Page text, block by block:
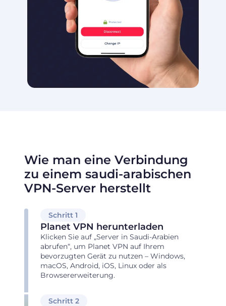
Wie man eine Verbindung
zu einem saudi-arabischen
VPN-Server herstellt
Schritt 1
Planet VPN herunterladen
Klicken Sie auf „Server in Saudi-Arabien
abrufen“, um Planet VPN auf Ihrem
bevorzugten Gerät zu nutzen – Windows,
macOS, Android, iOS, Linux oder als
Browsererweiterung.
Schritt 2